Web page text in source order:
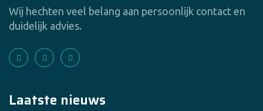
Wij hechten veel belang aan persoonlijk contact en
duidelijk advies.
Laatste nieuws